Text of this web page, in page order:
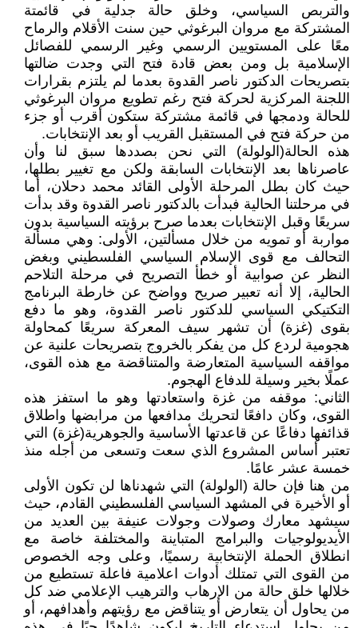
والتربص السياسي، وخلق حالة جدلية في قائمتة
المشتركة مع مروان البرغوثي حين سنت الأقلام والرماح
معًا على المستويين الرسمي وغير الرسمي للفصائل
الإسلامية بل ومن بعض قادة فتح التي وجدت ضالتها
بتصريحات الدكتور ناصر القدوة بعدما لم يلتزم بقرارات
اللجنة المركزية لحركة فتح رغم تطويع مروان البرغوثي
للحالة ودمجها في قائمة مشتركة ستكون أقرب أو جزء
من حركة فتح في المستقبل القريب أو بعد الإنتخابات.
هذه الحالة(الولولة) التي نحن بصددها سبق لنا وأن
عاصرناها بعد الإنتخابات السابقة ولكن مع تغيير بطلها،
حيث كان بطل المرحلة الأولى القائد محمد دحلان، أما
في مرحلتنا الحالية فبدأت بالدكتور ناصر القدوة وقد بدأت
سريعًا وقبل الإنتخابات بعدما صرح برؤيته السياسية بدون
مواربة أو تمويه من خلال مسألتين، الأولى: وهي مسألة
التحالف مع قوى الإسلام السياسي الفلسطيني وبغض
النظر عن صوابية أو خطأ التصريح في مرحلة التلاحم
الحالية، إلا أنه تعبير صريح وواضح عن خارطة البرنامج
التكتيكي السياسي للدكتور ناصر القدوة، وهو ما دفع
بقوى (غزة) أن تشهر سيف المعركة سريعًا كمحاولة
هجومية لردع كل من يفكر بالخروج بتصريحات علنية عن
مواقفه السياسية المتعارضة والمتناقضة مع هذه القوى،
عملًا بخير وسيلة للدفاع الهجوم.
الثاني: موقفه من غزة واستعادتها وهو ما استفز هذه
القوى، وكان دافعًا لتحريك مدافعها من مرابضها واطلاق
قذائفها دفاعًا عن قاعدتها الأساسية والجوهرية(غزة) التي
تعتبر أساس المشروع الذي سعت وتسعى من أجله منذ
خمسة عشر عامًا.
من هنا فإن حالة (الولولة) التي شهدناها لن تكون الأولى
أو الأخيرة في المشهد السياسي الفلسطيني القادم، حيث
سيشهد معارك وصولات وجولات عنيفة بين العديد من
الأيديولوجيات والبرامج المتباينة والمختلفة خاصة مع
انطلاق الحملة الإنتخابية رسميًا، وعلى وجه الخصوص
من القوى التي تمتلك أدوات اعلامية فاعلة تستطيع من
خلالها خلق حالة من الإرهاب والترهيب الإعلامي ضد كل
من يحاول أن يتعارض أو يتناقض مع رؤيتهم وأهدافهم، أو